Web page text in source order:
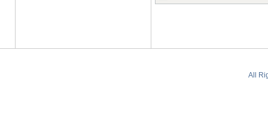
All